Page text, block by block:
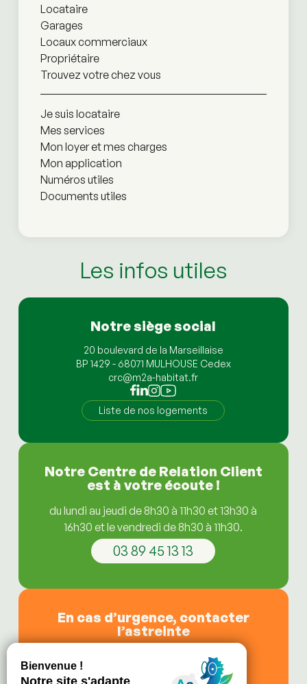
Locataire
Garages
Locaux commerciaux
Propriétaire
Trouvez votre chez vous
Je suis locataire
Mes services
Mon loyer et mes charges
Mon application
Numéros utiles
Documents utiles
Les infos utiles
Notre siège social
20 boulevard de la Marseillaise
BP 1429 - 68071 MULHOUSE Cedex
crc@m2a-habitat.fr
Liste de nos logements
Notre Centre de Relation Client
est à votre écoute !
du lundi au jeudi de 8h30 à 11h30 et 13h30 à
16h30 et le vendredi de 8h30 à 11h30.
03 89 45 13 13
En cas d’urgence, contacter
l’astreinte